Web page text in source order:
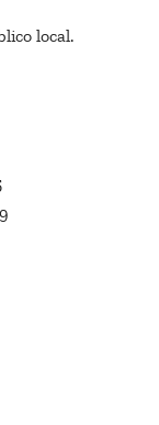
local.